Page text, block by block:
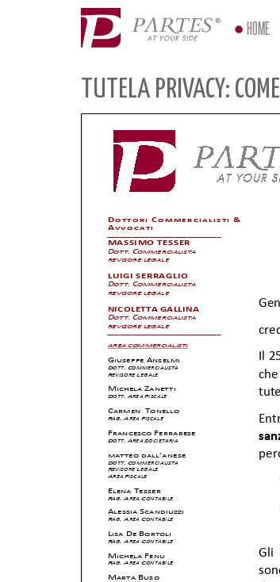
HOME
TUTELA PRIVACY: